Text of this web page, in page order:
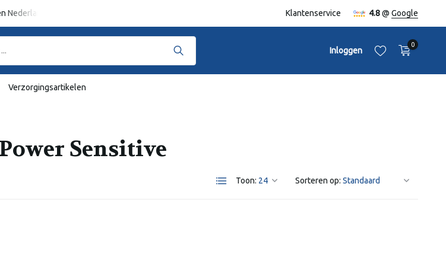
Nederland en België Klantenservice 4.8@ Google
Inloggen
0
Verzorgingsartikelen
Sensitive
Toon: Sorteren op: